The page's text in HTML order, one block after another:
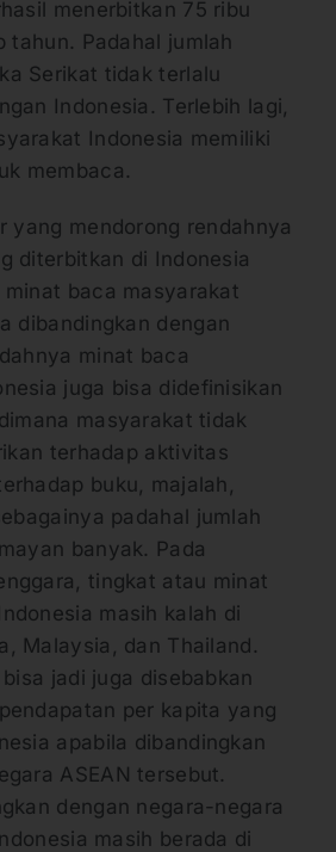
menerbitkan 75 ribu
tahun. Padahal jumlah
Serikat tidak terlalu
Indonesia. Terlebih lagi,
Indonesia memiliki
membaca.
yang mendorong rendahnya
diterbitkan di Indonesia
baca masyarakat
dibandingkan dengan
minat baca
juga bisa didefinisikan
masyarakat tidak
terhadap aktivitas
buku, majalah,
padahal jumlah
banyak. Pada
tingkat atau minat
masih kalah di
Malaysia, dan Thailand.
jadi juga disebabkan
per kapita yang
apabila dibandingkan
ASEAN tersebut.
dengan negara-negara
masih berada di